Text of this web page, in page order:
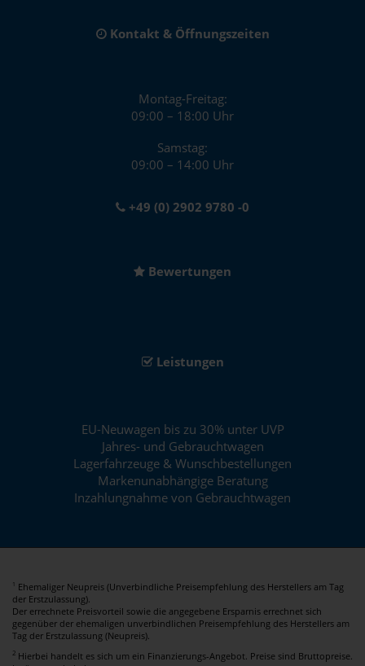
Kontakt & Öffnungszeiten
Montag-Freitag:
09:00 – 18:00 Uhr
Samstag:
09:00 – 14:00 Uhr
+49 (0) 2902 9780 -0
Bewertungen
Leistungen
EU-Neuwagen bis zu 30% unter UVP
Jahres- und Gebrauchtwagen
Lagerfahrzeuge & Wunschbestellungen
Markenunabhängige Beratung
Inzahlungnahme von Gebrauchtwagen
1
Ehemaliger Neupreis (Unverbindliche Preisempfehlung des Herstellers am Tag
der Erstzulassung).
Der errechnete Preisvorteil sowie die angegebene Ersparnis errechnet sich
gegenüber der ehemaligen unverbindlichen Preisempfehlung des Herstellers am
Tag der Erstzulassung (Neupreis).
2 Hierbei handelt es sich um ein Finanzierungs-Angebot. Preise sind Bruttopreise.